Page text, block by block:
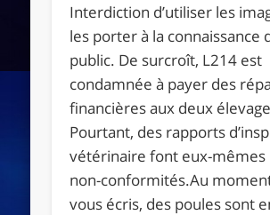
Interdiction d’utiliser les
les porter à la connaissance
public. De surcroît, L214 est
condamnée à payer des
financières aux deux
Pourtant, des rapports
vétérinaire font eux-mêmes
non-conformités.Au
vous écris, des poules sont